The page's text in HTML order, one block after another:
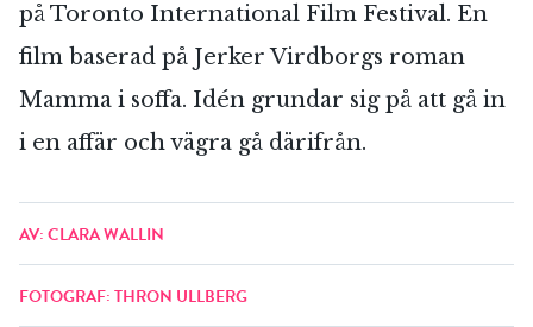
på Toronto International Film Festival. En
film baserad på Jerker Virdborgs roman
Mamma i soffa. Idén grundar sig på att gå in
i en affär och vägra gå därifrån.
AV: CLARA WALLIN
FOTOGRAF: THRON ULLBERG